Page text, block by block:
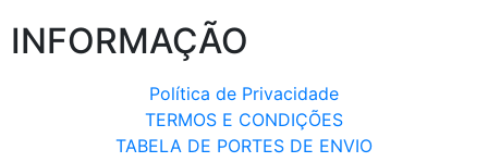
INFORMAÇÃO
Política de Privacidade
TERMOS E CONDIÇÕES
TABELA DE PORTES DE ENVIO